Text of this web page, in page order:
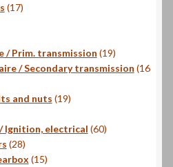
1717
/ Prim. transmission 1919
produits
/ Secondary transmission 16
and nuts 1919
Ignition, electrical 6060
2828
produits
1515